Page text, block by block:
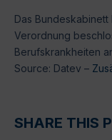
Das Bundeskabinett
Verordnung
Berufskrankheiten
Source: Datev –
SHARE THIS